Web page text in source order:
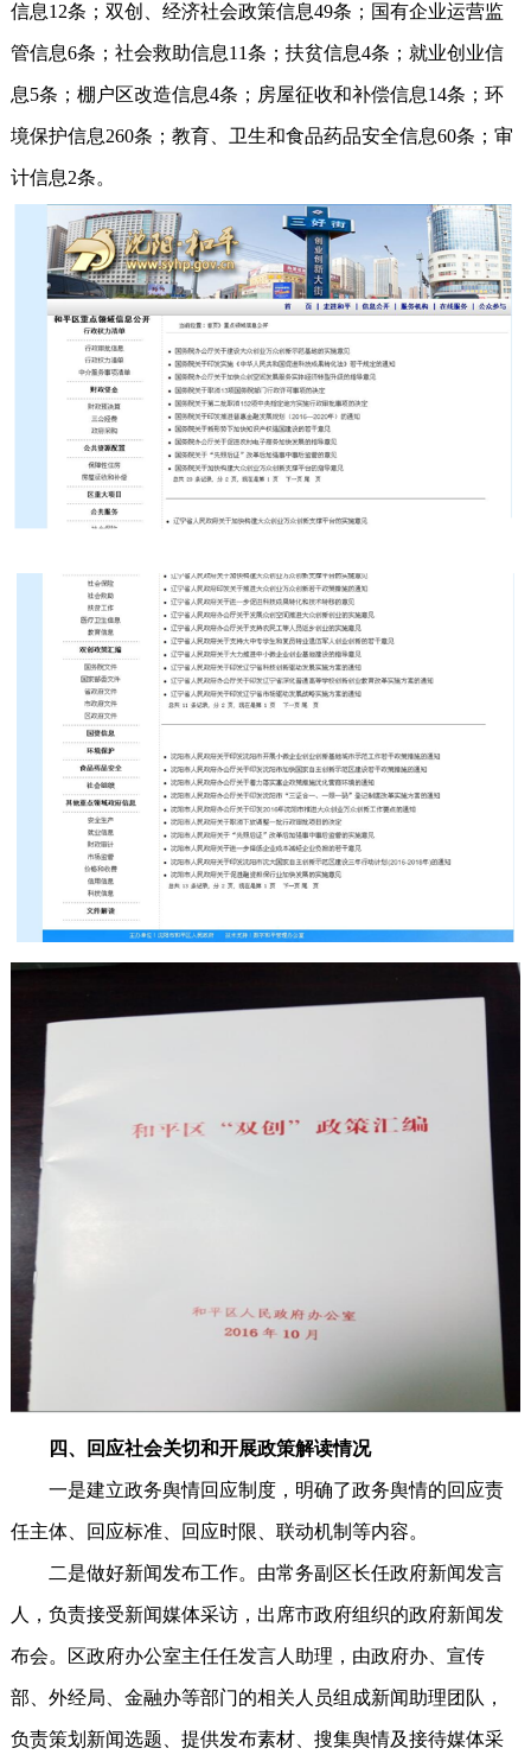
信息12条；双创、经济社会政策信息49条；国有企业运营监
管信息6条；社会救助信息11条；扶贫信息4条；就业创业信
息5条；棚户区改造信息4条；房屋征收和补偿信息14条；环
境保护信息260条；教育、卫生和食品药品安全信息60条；审
计信息2条。
四、回应社会关切和开展政策解读情况
一是建立政务舆情回应制度，明确了政务舆情的回应责
任主体、回应标准、回应时限、联动机制等内容。
二是做好新闻发布工作。由常务副区长任政府新闻发言
人，负责接受新闻媒体采访，出席市政府组织的政府新闻发
布会。区政府办公室主任任发言人助理，由政府办、宣传
部、外经局、金融办等部门的相关人员组成新闻助理团队，
负责策划新闻选题、提供发布素材、搜集舆情及接待媒体采